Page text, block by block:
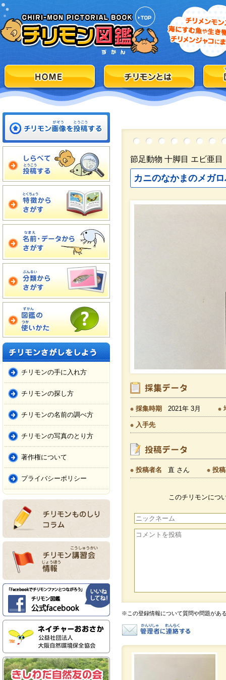
チリモンの手に入れ方
チリモンの探し方
チリモンの名前の調べ方
チリモンの写真のとり方
著作権について
プライバシーポリシー
節足動物 十脚目 エビ亜
カニのなかまのメガ
採集時期 2021年 3月
入手先
投稿者名 直 さん 投
このチリモンにつ
※この登録情報について質問や問題があ